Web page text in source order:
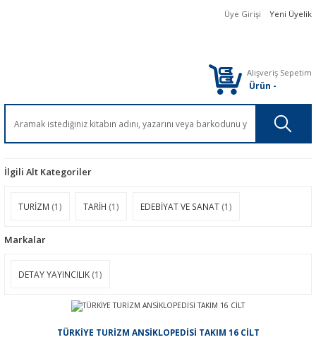
Üye Girişi Yeni Üyelik
Alışveriş Sepetim
Ürün -
İlgili Alt Kategoriler
TURİZM (1) TARİH (1) EDEBİYAT VE SANAT (1)
Markalar
DETAY YAYINCILIK (1)
TÜRKİYE TURİZM ANSİKLOPEDİSİ TAKIM 16 CİLT